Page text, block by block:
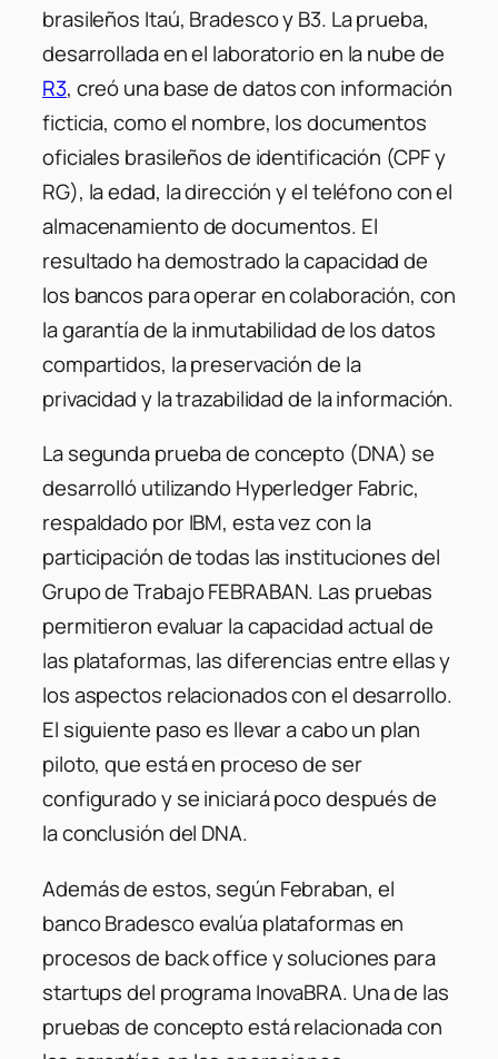
brasileños Itaú, Bradesco y B3. La prueba,
desarrollada en el laboratorio en la nube de
R3, creó una base de datos con información
ficticia, como el nombre, los documentos
oficiales brasileños de identificación (CPF y
RG), la edad, la dirección y el teléfono con el
almacenamiento de documentos. El
resultado ha demostrado la capacidad de
los bancos para operar en colaboración, con
la garantía de la inmutabilidad de los datos
compartidos, la preservación de la
privacidad y la trazabilidad de la información.
La segunda prueba de concepto (DNA) se
desarrolló utilizando Hyperledger Fabric,
respaldado por IBM, esta vez con la
participación de todas las instituciones del
Grupo de Trabajo FEBRABAN. Las pruebas
permitieron evaluar la capacidad actual de
las plataformas, las diferencias entre ellas y
los aspectos relacionados con el desarrollo.
El siguiente paso es llevar a cabo un plan
piloto, que está en proceso de ser
configurado y se iniciará poco después de
la conclusión del DNA.
Además de estos, según Febraban, el
banco Bradesco evalúa plataformas en
procesos de back office y soluciones para
startups del programa InovaBRA. Una de las
pruebas de concepto está relacionada con